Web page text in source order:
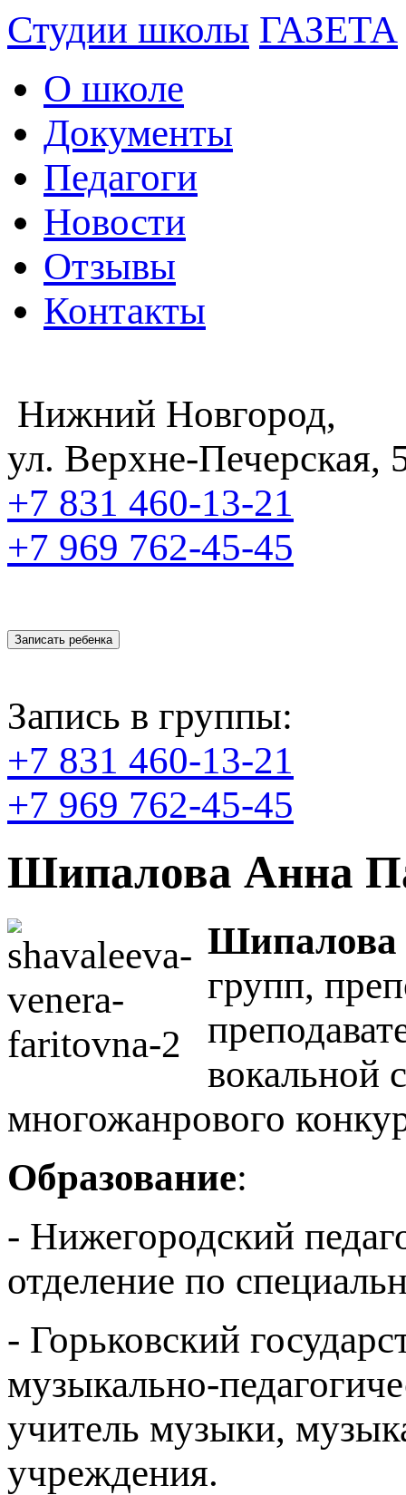
Студии школы ГАЗЕТА
О школе
Документы
Педагоги
Новости
Отзывы
Контакты
Нижний Новгород,
ул. Верхне-Печерская,
+7 831 460-13-21
+7 969 762-45-45
Записать ребенка
Запись в группы:
+7 831 460-13-21
+7 969 762-45-45
Шипалова Анна
Шипалова
групп,
вокальной
многожанрового
Образование:
- Нижегородский
отделение по
- Горьковский
музыкально-
учитель музыки,
учреждения.